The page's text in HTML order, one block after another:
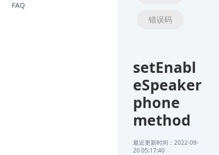
FAQ
错误码
setEnabl
eSpeaker
phone
method
最近更新时间：2022-09-
20 05:17:40